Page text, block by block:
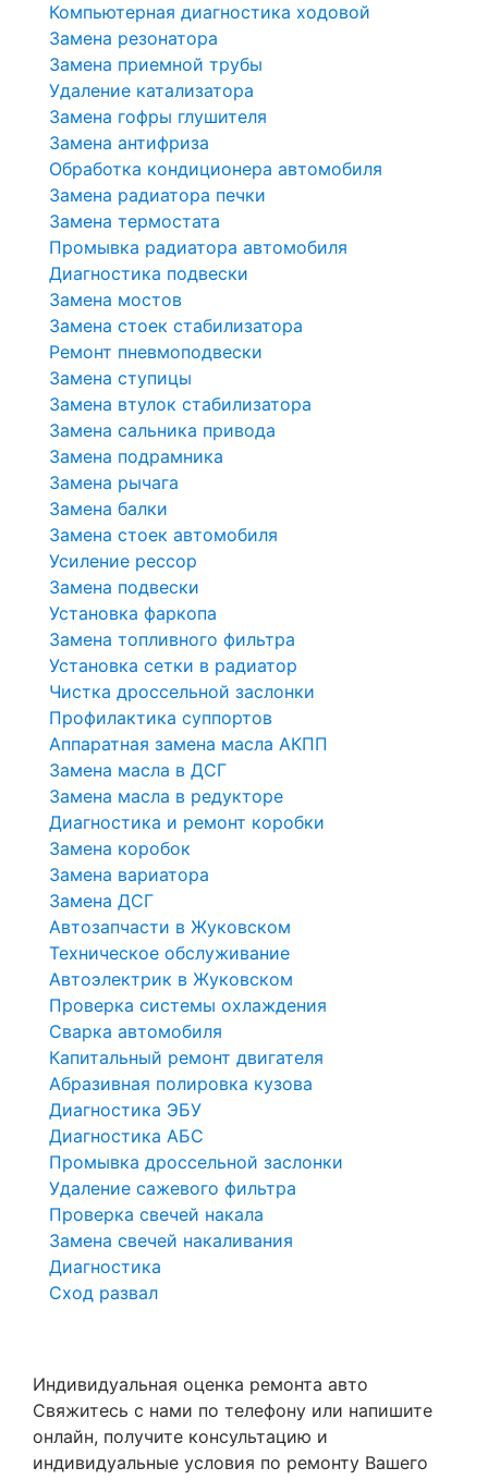
Компьютерная диагностика ходовой
Замена резонатора
Замена приемной трубы
Удаление катализатора
Замена гофры глушителя
Замена антифриза
Обработка кондиционера автомобиля
Замена радиатора печки
Замена термостата
Промывка радиатора автомобиля
Диагностика подвески
Замена мостов
Замена стоек стабилизатора
Ремонт пневмоподвески
Замена ступицы
Замена втулок стабилизатора
Замена сальника привода
Замена подрамника
Замена рычага
Замена балки
Замена стоек автомобиля
Усиление рессор
Замена подвески
Установка фаркопа
Замена топливного фильтра
Установка сетки в радиатор
Чистка дроссельной заслонки
Профилактика суппортов
Аппаратная замена масла АКПП
Замена масла в ДСГ
Замена масла в редукторе
Диагностика и ремонт коробки
Замена коробок
Замена вариатора
Замена ДСГ
Автозапчасти в Жуковском
Техническое обслуживание
Автоэлектрик в Жуковском
Проверка системы охлаждения
Сварка автомобиля
Капитальный ремонт двигателя
Абразивная полировка кузова
Диагностика ЭБУ
Диагностика АБС
Промывка дроссельной заслонки
Удаление сажевого фильтра
Проверка свечей накала
Замена свечей накаливания
Диагностика
Сход развал
Индивидуальная оценка ремонта авто
Свяжитесь с нами по телефону или напишите
онлайн, получите консультацию и
индивидуальные условия по ремонту Вашего